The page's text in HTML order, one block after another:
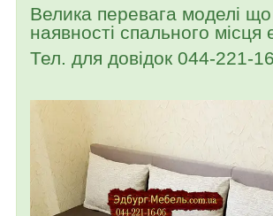
Велика перевага моделі
наявності спального місця
Тел. для довідок 044-221-